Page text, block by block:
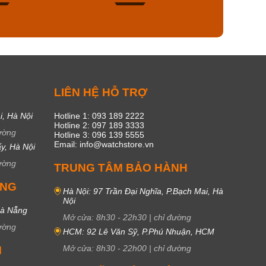
Hà Nội
Hà Nội
Nẵng
LIÊN HỆ HỖ TRỢ
Hotline 1: 093 189 2222
Hotline 2: 097 189 3333
Hotline 3: 096 139 5555
Email: info@watchstore.vn
TRUNG TÂM BẢO HÀNH
Hà Nội: 97 Trần Đại Nghĩa, P.Bạch Mai, Hà
Nội
Mở cửa: 8h30 - 22h30 | chỉ đường
HCM: 92 Lê Văn Sỹ, P.Phú Nhuận, HCM
Mở cửa: 8h30 - 22h00 | chỉ đường